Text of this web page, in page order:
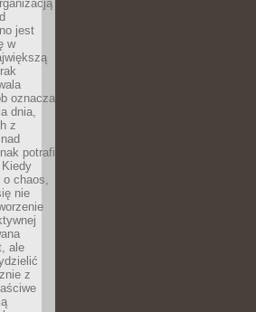
jest
w
oznacza
dnia,
z
potrafi
o chaos,
nie
ale
z